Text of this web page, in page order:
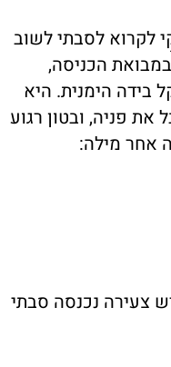
לקרוא לסבתי לשוב
הכניסה,
בידה הימנית. היא
פניה, ובטון רגוע
אחר מילה:
צעירה נכנסה סבתי